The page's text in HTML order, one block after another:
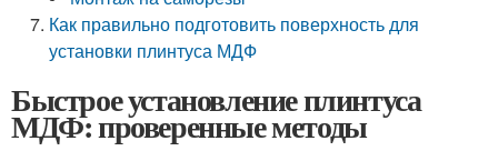
Как правильно подготовить поверхность для
установки плинтуса МДФ
Быстрое установление плинтуса
МДФ: проверенные методы